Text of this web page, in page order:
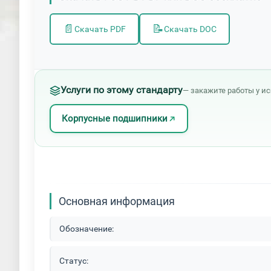
📄 Скачать PDF 📝Скачать DOC
Услуги по этому стандарту— закажите работы у
Корпусные подшипники
Основная информация
Обозначение:
Статус: